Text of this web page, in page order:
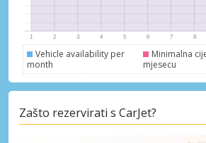
Vehicle availability per
month
Minimalna
mjesecu
Zašto rezervirati s CarJet?